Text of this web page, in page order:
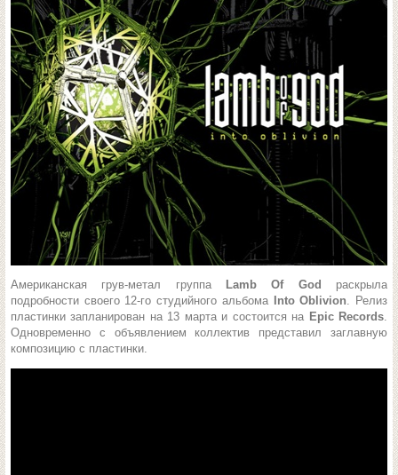
Американская грув-метал группа Lamb Of God раскрыла
подробности своего 12-го студийного альбома
Into Oblivion. Релиз
пластинки запланирован на 13 марта и состоится на Epic Records.
Одновременно с объявлением коллектив представил заглавную
композицию с пластинки.